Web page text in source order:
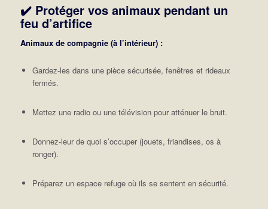
✔️ Protéger vos animaux pendant un
feu d’artifice
Animaux de compagnie (à l’intérieur) :
Gardez-les dans une pièce sécurisée, fenêtres et rideaux
fermés.
Mettez une radio ou une télévision pour atténuer le bruit.
Donnez-leur de quoi s’occuper (jouets, friandises, os à
ronger).
Préparez un espace refuge où ils se sentent en sécurité.